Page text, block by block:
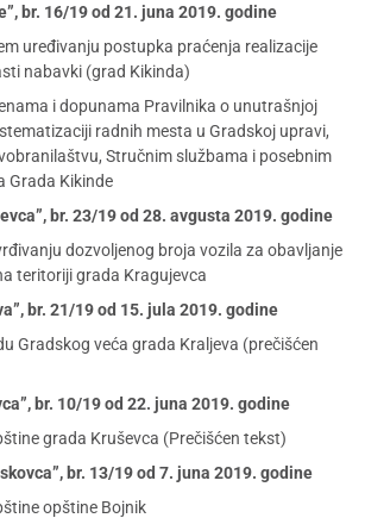
br. 16/19 od 21. juna 2019. godine
uređivanju postupka praćenja realizacije
nabavki (grad Kikinda)
i dopunama Pravilnika o unutrašnjoj
radnih mesta u Gradskoj upravi,
Stručnim službama i posebnim
Grada Kikinde
br. 23/19 od 28. avgusta 2019. godine
dozvoljenog broja vozila za obavljanje
teritoriji grada Kragujevca
br. 21/19 od 15. jula 2019. godine
Gradskog veća grada Kraljeva (prečišćen
br. 10/19 od 22. juna 2019. godine
grada Kruševca (Prečišćen tekst)
br. 13/19 od 7. juna 2019. godine
opštine Bojnik